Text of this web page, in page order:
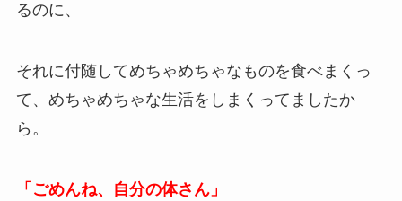
るのに、
それに付随してめちゃめちゃなものを食べまくっ
て、めちゃめちゃな生活をしまくってましたか
ら。
「ごめんね、自分の体さん」